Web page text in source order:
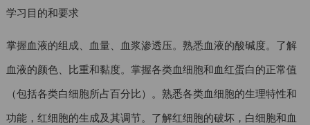
学习目的和要求
掌握血液的组成、血量、血浆渗透压。熟悉血液的酸碱度。了解
血液的颜色、比重和黏度。掌握各类血细胞和血红蛋白的正常值
（包括各类白细胞所占百分比）。熟悉各类血细胞的生理特性和
功能，红细胞的生成及其调节。了解红细胞的破坏，白细胞和血